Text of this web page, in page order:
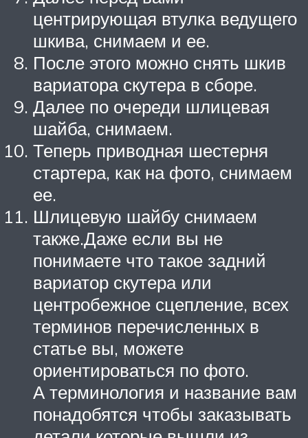
центрирующая втулка ведущего
шкива, снимаем и ее.
После этого можно снять шкив
вариатора скутера в сборе.
Далее по очереди шлицевая
шайба, снимаем.
Теперь приводная шестерня
стартера, как на фото, снимаем
ее.
Шлицевую шайбу снимаем
также.Даже если вы не
понимаете что такое задний
вариатор скутера или
центробежное сцепление, всех
терминов перечисленных в
статье вы, можете
ориентироваться по фото.
А терминология и название вам
понадобятся чтобы заказывать